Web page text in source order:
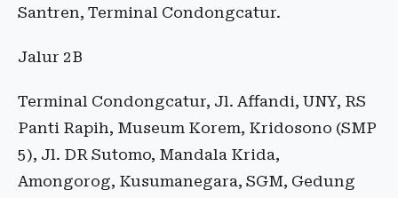
Santren, Terminal Condongcatur.
Jalur 2B
Terminal Condongcatur, Jl. Affandi, UNY, RS
Panti Rapih, Museum Korem, Kridosono (SMP
5), Jl. DR Sutomo, Mandala Krida,
Amongorog, Kusumanegara, SGM, Gedung